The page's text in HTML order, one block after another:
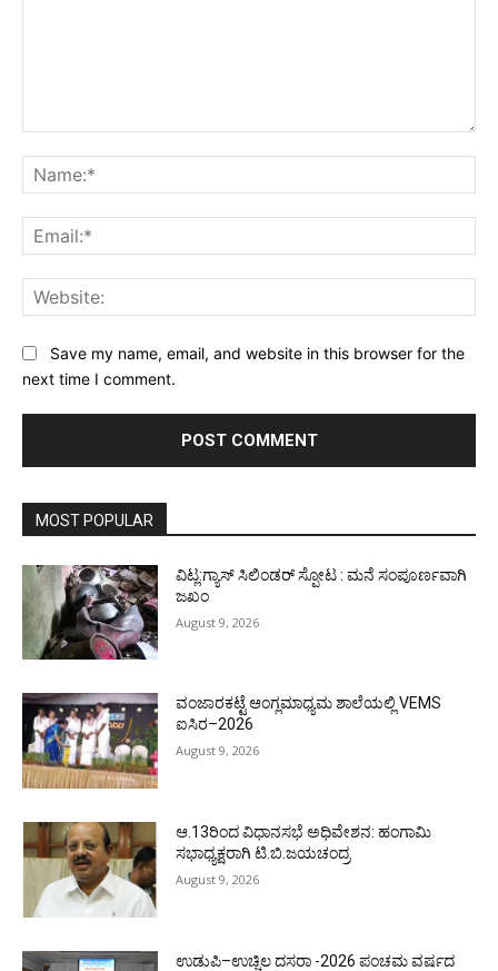
Save my name, email, and website in this browser for the
next time I comment.
MOST POPULAR
ವಿಟ್ಲ:ಗ್ಯಾಸ್ ಸಿಲಿಂಡರ್ ಸ್ಪೋಟ : ಮನೆ ಸಂಪೂರ್ಣವಾಗಿ
ಜಖಂ
August 9, 2026
ವಂಜಾರಕಟ್ಟೆ ಆಂಗ್ಲಮಾಧ್ಯಮ ಶಾಲೆಯಲ್ಲಿ VEMS
ಐಸಿರ–2026
August 9, 2026
ಆ.13ರಿಂದ ವಿಧಾನಸಭೆ ಅಧಿವೇಶನ: ಹಂಗಾಮಿ
ಸಭಾಧ್ಯಕ್ಷರಾಗಿ ಟಿ.ಬಿ.ಜಯಚಂದ್ರ
August 9, 2026
ಉಡುಪಿ–ಉಚ್ಚಿಲ ದಸರಾ -2026 ಪಂಚಮ ವರ್ಷದ